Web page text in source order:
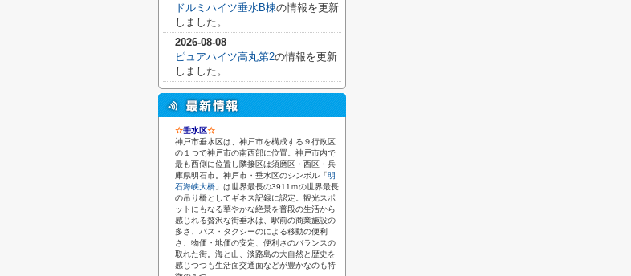
ドルミハイツ垂水B棟の情報を更新
しました。
2026-08-08
ピュアハイツ高丸第2の情報を更新
しました。
☆垂水区☆
神戸市垂水区は、神戸市を構成する９行政区
の１つで神戸市の南西部に位置。 神戸市内で
最も西側に位置し隣接区は須磨区・西区・兵
庫県明石市。神戸市・垂水区のシンボル「明
石海峡大橋 」は世界最長の3911ｍの世界最長
の吊り橋としてギネス記録に認定。観光スポ
ットにもなる華やかな絶景を普段の生活から
感じれる贅沢な街垂水は、駅前の商業施設の
多さ、バス・タクシーのによる移動の便利
さ、物価・地価の安定、便利さのバランスの
取れた街。海と山、淡路島の大自然と歴史を
感じつつも生活面交通面などが豊かなのも特